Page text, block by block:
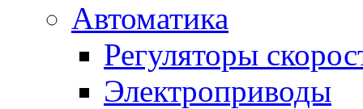
Автоматика
Регуляторы
Электроприводы